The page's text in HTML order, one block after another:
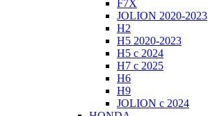
F7X
JOLION 2020-2023
H2
H5 2020-2023
H5 с 2024
H7 с 2025
H6
H9
JOLION с 2024